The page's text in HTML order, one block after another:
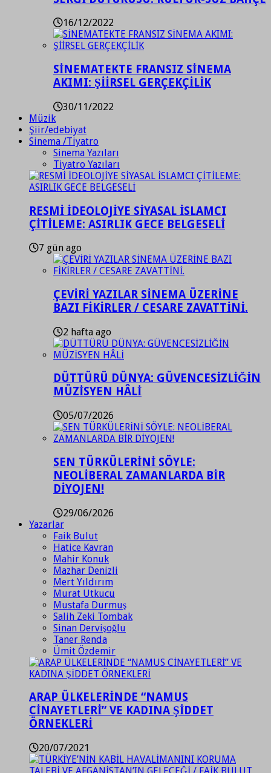
16/12/2022
SİNEMATEKTE FRANSIZ SİNEMA
AKIMI: ŞİİRSEL GERÇEKÇİLİK
30/11/2022
Müzik
Şiir/edebiyat
Sinema /Tiyatro
Sinema Yazıları
Tiyatro Yazıları
RESMİ İDEOLOJİYE SİYASAL İSLAMCI
ÇİTİLEME: ASIRLIK GECE BELGESELİ
7 gün ago
ÇEVİRİ YAZILAR SİNEMA ÜZERİNE
BAZI FİKİRLER / CESARE ZAVATTİNİ.
2 hafta ago
DÜTTÜRÜ DÜNYA: GÜVENCESİZLİĞİN
MÜZİSYEN HÂLİ
05/07/2026
SEN TÜRKÜLERİNİ SÖYLE:
NEOLİBERAL ZAMANLARDA BİR
DİYOJEN!
29/06/2026
Yazarlar
Faik Bulut
Hatice Kavran
Mahir Konuk
Mazhar Denizli
Mert Yıldırım
Murat Utkucu
Mustafa Durmuş
Salih Zeki Tombak
Sinan Dervişoğlu
Taner Renda
Ümit Özdemir
ARAP ÜLKELERİNDE “NAMUS
CİNAYETLERİ” VE KADINA ŞİDDET
ÖRNEKLERİ
20/07/2021